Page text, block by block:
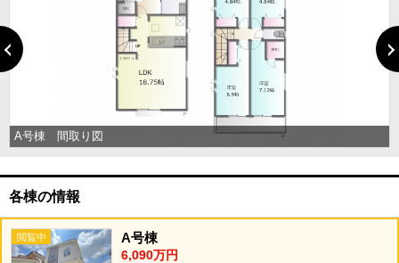
A号棟 間取り図
各棟の情報
A号棟
6,090万円